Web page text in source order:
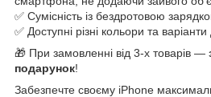
✅ Сумісність із бездротовою
✅ Доступні різні кольори та варіанти
🎁 При замовленні від 3-х товарів —
подарунок!
Забезпечте своєму iPhone